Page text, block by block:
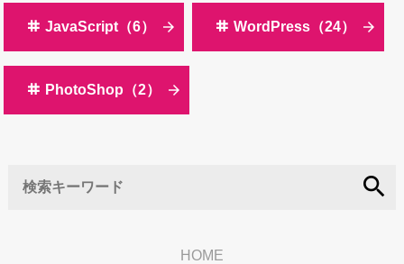
JavaScript（6） WordPress（24）
PhotoShop（2）
search
HOME